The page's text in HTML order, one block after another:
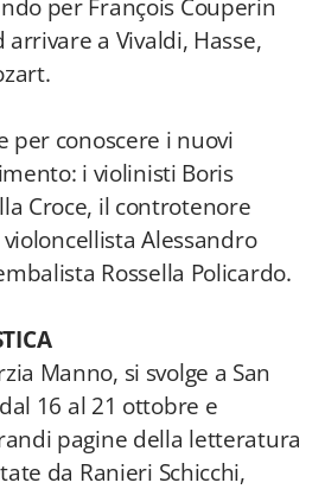
per François Couperin
arrivare a Vivaldi, Hasse,
per conoscere i nuovi
i violinisti Boris
Croce, il controtenore
Alessandro
Rossella Policardo.
Manno, si svolge a San
16 al 21 ottobre e
pagine della letteratura
da Ranieri Schicchi,